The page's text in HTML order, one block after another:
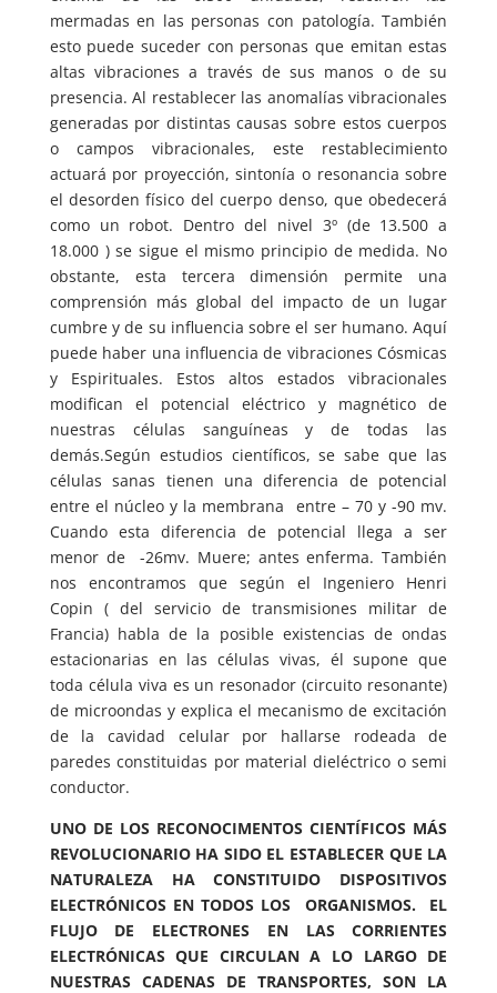
mermadas en las personas con patología. También
esto puede suceder con personas que emitan estas
altas vibraciones a través de sus manos o de su
presencia. Al restablecer las anomalías vibracionales
generadas por distintas causas sobre estos cuerpos
o campos vibracionales, este restablecimiento
actuará por proyección, sintonía o resonancia sobre
el desorden físico del cuerpo denso, que obedecerá
como un robot. Dentro del nivel 3º (de 13.500 a
18.000 ) se sigue el mismo principio de medida. No
obstante, esta tercera dimensión permite una
comprensión más global del impacto de un lugar
cumbre y de su influencia sobre el ser humano. Aquí
puede haber una influencia de vibraciones Cósmicas
y Espirituales. Estos altos estados vibracionales
modifican el potencial eléctrico y magnético de
nuestras células sanguíneas y de todas las
demás.Según estudios científicos, se sabe que las
células sanas tienen una diferencia de potencial
entre el núcleo y la membrana entre – 70 y -90 mv.
Cuando esta diferencia de potencial llega a ser
menor de -26mv. Muere; antes enferma. También
nos encontramos que según el Ingeniero Henri
Copin ( del servicio de transmisiones militar de
Francia) habla de la posible existencias de ondas
estacionarias en las células vivas, él supone que
toda célula viva es un resonador (circuito resonante)
de microondas y explica el mecanismo de excitación
de la cavidad celular por hallarse rodeada de
paredes constituidas por material dieléctrico o semi
conductor.
UNO DE LOS RECONOCIMENTOS CIENTÍFICOS MÁS
REVOLUCIONARIO HA SIDO EL ESTABLECER QUE LA
NATURALEZA HA CONSTITUIDO DISPOSITIVOS
ELECTRÓNICOS EN TODOS LOS ORGANISMOS. EL
FLUJO DE ELECTRONES EN LAS CORRIENTES
ELECTRÓNICAS QUE CIRCULAN A LO LARGO DE
NUESTRAS CADENAS DE TRANSPORTES, SON LA